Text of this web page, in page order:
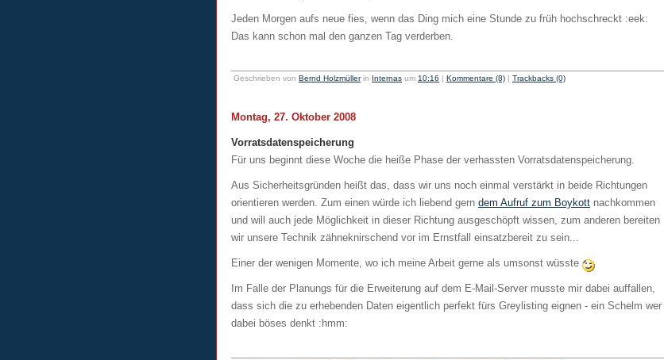
Jeden Morgen aufs neue fies, wenn das Ding mich eine Stunde zu früh hochschreckt :eek:
Das kann schon mal den ganzen Tag verderben.
Geschrieben von Bernd Holzmüllerin Internas um 10:16 | Kommentare (8) | Trackbacks (0)
Montag, 27. Oktober 2008
Vorratsdatenspeicherung
Für uns beginnt diese Woche die heiße Phase der verhassten Vorratsdatenspeicherung.
Aus Sicherheitsgründen heißt das, dass wir uns noch einmal verstärkt in beide Richtungen
orientieren werden. Zum einen würde ich liebend gern dem Aufruf zum Boykott nachkommen
und will auch jede Möglichkeit in dieser Richtung ausgeschöpft wissen, zum anderen bereiten
wir unsere Technik zähneknirschend vor im Ernstfall einsatzbereit zu sein...
Einer der wenigen Momente, wo ich meine Arbeit gerne als umsonst wüsste
Im Falle der Planungs für die Erweiterung auf dem E-Mail-Server musste mir dabei auffallen,
dass sich die zu erhebenden Daten eigentlich perfekt fürs Greylisting eignen - ein Schelm wer
dabei böses denkt :hmm: